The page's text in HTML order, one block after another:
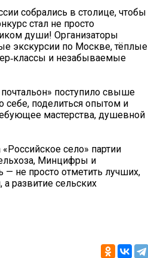
собрались в столице, чтобы
стал не просто
души! Организаторы
экскурсии по Москве, тёплые
и незабываемые
поступило свыше
себе, поделиться опытом и
мастерства, душевной
село» партии
Минцифры и
— не просто отметить лучших,
а развитие сельских